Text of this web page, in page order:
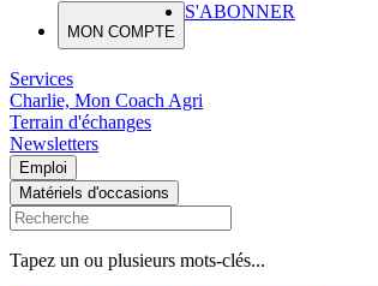
MON COMPTE
S'ABONNER
Services
Charlie, Mon Coach Agri
Terrain d'échanges
Newsletters
Emploi
Matériels d'occasions
Tapez un ou plusieurs mots-clés...